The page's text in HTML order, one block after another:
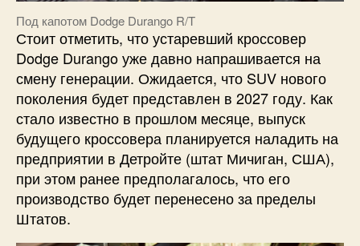
Под капотом Dodge Durango R/T
Стоит отметить, что устаревший кроссовер
Dodge Durango уже давно напрашивается на
смену генерации. Ожидается, что SUV нового
поколения будет представлен в 2027 году. Как
стало известно в прошлом месяце, выпуск
будущего кроссовера планируется наладить на
предприятии в Детройте (штат Мичиган, США),
при этом ранее предполагалось, что его
производство будет перенесено за пределы
Штатов.